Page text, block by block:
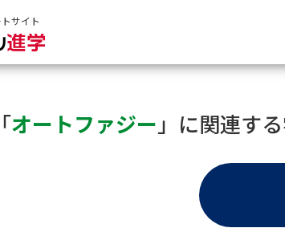
サイト
オートファジー 」に関連す